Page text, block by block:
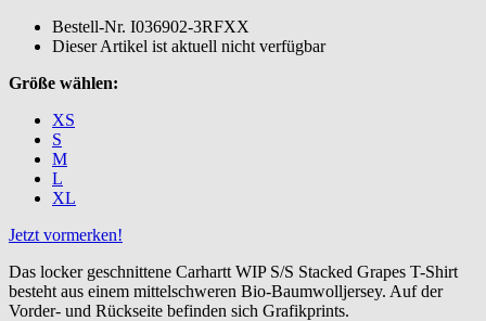
Bestell-Nr. I036902-3RFXX
Dieser Artikel ist aktuell nicht verfügbar
Größe wählen:
XS
S
M
L
XL
Jetzt vormerken!
Das locker geschnittene Carhartt WIP S/S Stacked Grapes T-Shirt
besteht aus einem mittelschweren Bio-Baumwolljersey. Auf der
Vorder- und Rückseite befinden sich Grafikprints.